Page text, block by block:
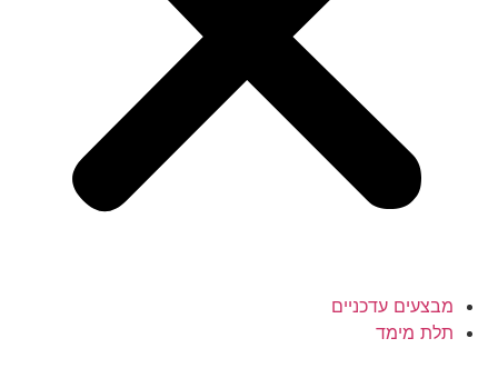
מבצעים עדכניים
תלת מימד